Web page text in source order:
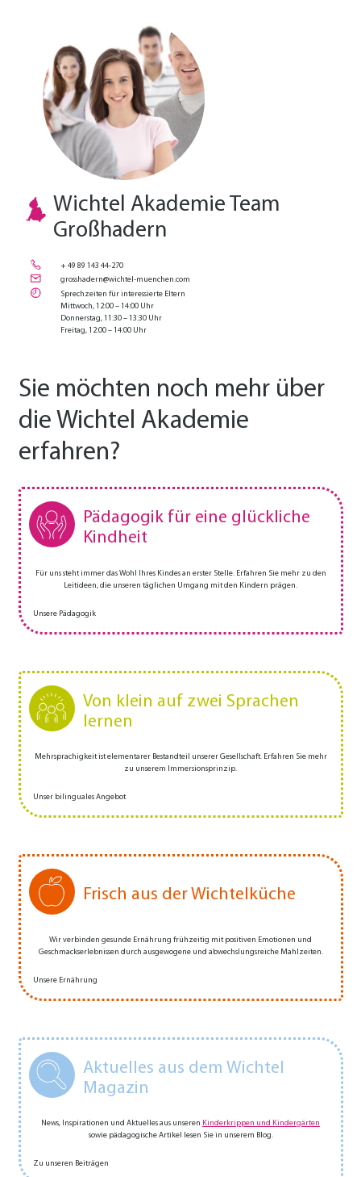
Wichtel Akademie Team
Großhadern
+ 49 89 143 44-270
grosshadern@wichtel-muenchen.com
Sprechzeiten für interessierte Eltern
Mittwoch, 12:00 – 14:00 Uhr
Donnerstag, 11:30 – 13:30 Uhr
Freitag, 12:00 – 14:00 Uhr
Sie möchten noch mehr über
die Wichtel Akademie
erfahren?
Pädagogik für eine glückliche
Kindheit
Für uns steht immer das Wohl Ihres Kindes an erster Stelle. Erfahren Sie mehr zu den
Leitideen, die unseren täglichen Umgang mit den Kindern prägen.
Unsere Pädagogik
Von klein auf zwei Sprachen
lernen
Mehrsprachigkeit ist elementarer Bestandteil unserer Gesellschaft. Erfahren Sie mehr
zu unserem Immersionsprinzip.
Unser bilinguales Angebot
Frisch aus der Wichtelküche
Wir verbinden gesunde Ernährung frühzeitig mit positiven Emotionen und
Geschmackserlebnissen durch ausgewogene und abwechs­­lungs­­reiche Mahlzeiten.
Unsere Ernährung
Aktuelles aus dem Wichtel
Magazin
News, Inspirationen und Aktuelles aus unseren Kinderkrippen und Kindergärten
sowie pädagogische Artikel lesen Sie in unserem Blog.
Zu unseren Beiträgen